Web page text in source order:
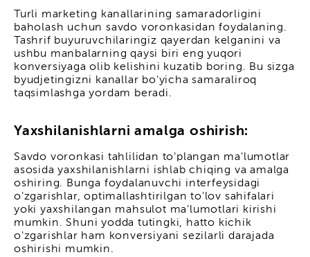
Turli marketing kanallarining samaradorligini
baholash uchun savdo voronkasidan foydalaning.
Tashrif buyuruvchilaringiz qayerdan kelganini va
ushbu manbalarning qaysi biri eng yuqori
konversiyaga olib kelishini kuzatib boring. Bu sizga
byudjetingizni kanallar bo'yicha samaraliroq
taqsimlashga yordam beradi.
Yaxshilanishlarni amalga oshirish:
Savdo voronkasi tahlilidan to'plangan ma'lumotlar
asosida yaxshilanishlarni ishlab chiqing va amalga
oshiring. Bunga foydalanuvchi interfeysidagi
o'zgarishlar, optimallashtirilgan to'lov sahifalari
yoki yaxshilangan mahsulot ma'lumotlari kirishi
mumkin. Shuni yodda tutingki, hatto kichik
o'zgarishlar ham konversiyani sezilarli darajada
oshirishi mumkin.